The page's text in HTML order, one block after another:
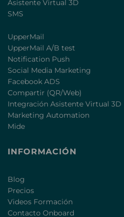
Asistente Virtual 3D
SMS
UpperMail
UpperMail A/B test
Notification Push
Social Media Marketing
Facebook ADS
Compartir (QR/Web)
Integración Asistente Virtual 3D
Marketing Automation
Mide
INFORMACIÓN
Blog
Precios
Videos Formación
Contacto Onboard